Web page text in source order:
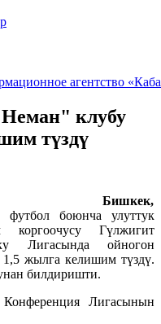
клубу
түздү
Бишкек,
футбол боюнча улуттук
Гүлжигит
Лигасында ойногон
жылга келишим түздү.
билдиришти.
Лигасынын